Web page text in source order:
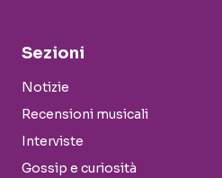
Sezioni
Notizie
Recensioni musicali
Interviste
Gossip e curiosità